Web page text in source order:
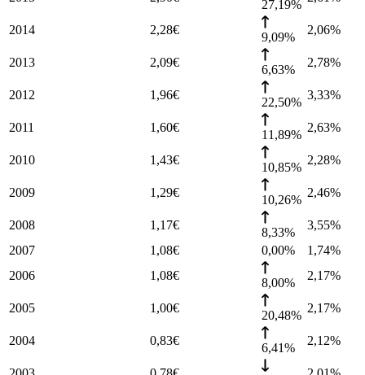
27,19%
2014 2,28€
9,09%
2,06%
2013 2,09€
6,63%
2,78%
2012 1,96€
22,50%
3,33%
2011 1,60€
11,89%
2,63%
2010 1,43€
10,85%
2,28%
2009 1,29€
10,26%
2,46%
2008 1,17€
8,33%
3,55%
2007
1,08€ 0,00% 1,74%
2006
1,08€
8,00%
2,17%
2005 1,00€
20,48%
2,17%
2004 0,83€
6,41%
2,12%